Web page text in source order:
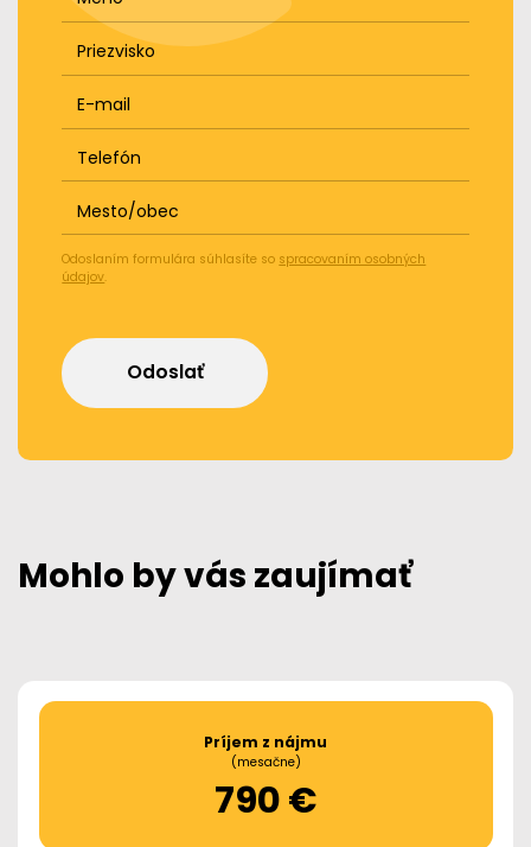
Priezvisko
E-mail
Telefón
Mesto/obec
Odoslaním formulára súhlasíte so spracovaním osobných
údajov.
Odoslať
Mohlo by vás zaujímať
Príjem z nájmu
(mesačne)
790 €